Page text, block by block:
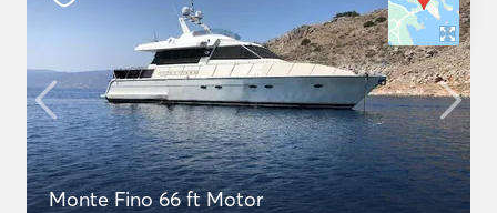
Monte Fino 66 ft Motor